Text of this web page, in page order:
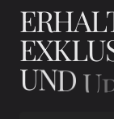
ERHAL
EXKLU
UNDU